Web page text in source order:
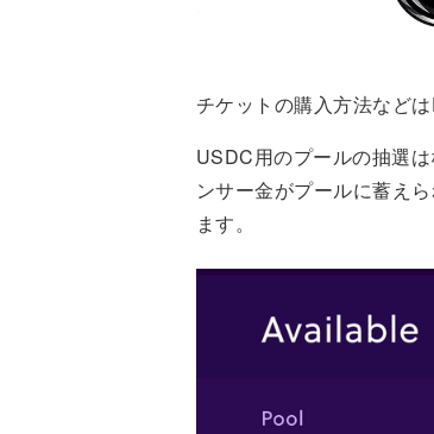
チケットの購入方法など
USDC用のプールの抽選は
ンサー金がプールに蓄え
ます。